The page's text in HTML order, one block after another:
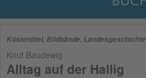
Suchen
Küstentitel, Bildbände, Landesgeschichte
Knut Baudewig
Alltag auf der Hallig